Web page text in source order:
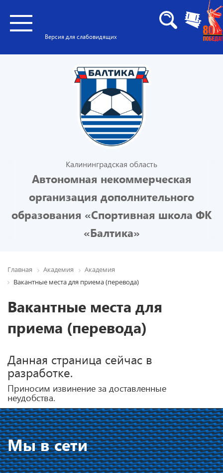
Версия для слабовидящих
Калининградская область
Автономная некоммерческая
организация дополнительного
образования «Спортивная школа ФК
«Балтика»
Главная Академия
Академия
Вакантные места для приема (перевода)
Вакантные места для
приема (перевода)
Данная страница сейчас в
разработке.
Приносим извинение за доставленные
неудобства.
Мы в сети